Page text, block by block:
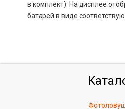
в комплект). На дисплее
батарей в виде